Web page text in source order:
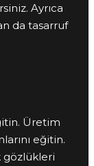
Ayrıca
da tasarruf
Üretim
eğitin.
gözlükleri